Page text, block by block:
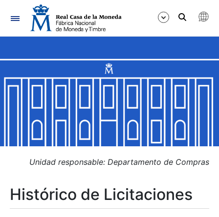
Navegación
Mostrar/Ocultar
Mostrar/Ocultar
Mostrar/Ocultar
Mostrar/Ocultar
Unidad responsable: Departamento de Compras
Histórico de Licitaciones